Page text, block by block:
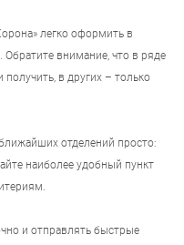
легко оформить в
внимание, что в ряде
получить, в других – только
отделений просто:
наиболее удобный пункт
и отправлять быстрые